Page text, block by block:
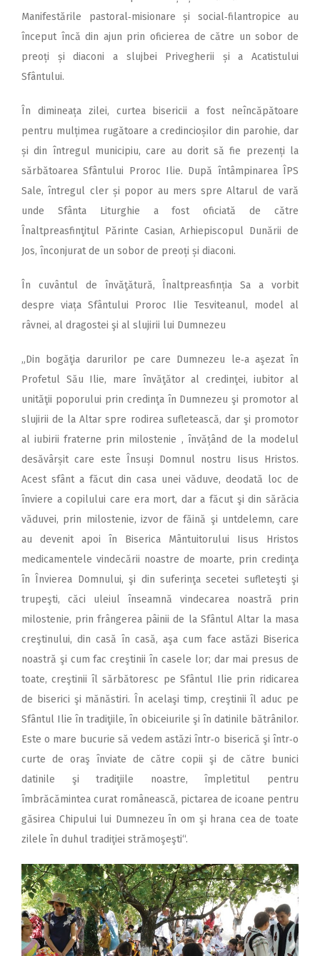
Manifestările pastoral‑misionare și social‑filantropice au
început încă din ajun prin oficierea de către un sobor de
preoți și diaconi a slujbei Privegherii și a Acatistului
Sfântului.
În dimineața zilei, curtea bisericii a fost neîncăpătoare
pentru mulțimea rugătoare a credincioșilor din parohie, dar
și din întregul municipiu, care au dorit să fie prezenți la
sărbătoarea Sfântului Proroc Ilie. După întâmpinarea ÎPS
Sale, întregul cler și popor au mers spre Altarul de vară
unde Sfânta Liturghie a fost oficiată de către
Înaltpreasfinţitul Părinte Casian, Arhiepis­copul Du­nării de
Jos, înconjurat de un sobor de preoți și diaconi.
În cuvântul de învăţătură, Înaltpreasfinția Sa a vorbit
despre viața Sfântului Proroc Ilie Tesviteanul, model al
râvnei, al dragostei şi al slujirii lui Dumnezeu
„Din bogăţia darurilor pe care Dumnezeu le‑a aşezat în
Profetul Său Ilie, mare învăţător al credinţei, iubitor al
unităţii poporului prin credinţa în Dumnezeu şi promotor al
slujirii de la Altar spre rodirea sufletească, dar şi promotor
al iubirii fraterne prin milostenie , învățând de la modelul
desăvârșit care este Însuși Domnul nostru Iisus Hristos.
Acest sfânt a făcut din casa unei văduve, deodată loc de
înviere a copilului care era mort, dar a făcut şi din sărăcia
văduvei, prin milostenie, izvor de făină şi untdelemn, care
au devenit apoi în Biserica Mântuitorului Iisus Hristos
medicamentele vindecării noastre de moarte, prin credinţa
în Învierea Domnului, şi din suferinţa secetei sufleteşti şi
trupeşti, căci uleiul înseamnă vindecarea noastră prin
milostenie, prin frângerea pâinii de la Sfântul Altar la masa
creştinului, din casă în casă, aşa cum face astăzi Biserica
noastră şi cum fac creştinii în casele lor; dar mai presus de
toate, creştinii îl sărbătoresc pe Sfântul Ilie prin ridicarea
de biserici şi mănăstiri. În acelaşi timp, creştinii îl aduc pe
Sfântul Ilie în tradiţiile, în obiceiurile şi în datinile bătrânilor.
Este o mare bucurie să vedem astăzi într‑o biserică şi într‑o
curte de oraş înviate de către copii şi de către bunici
datinile şi tradiţiile noastre, împletitul pentru
îmbrăcămintea curat românească, pictarea de icoane pentru
găsirea Chipului lui Dumnezeu în om şi hrana cea de toate
zilele în duhul tradiţiei strămoşeşti“.